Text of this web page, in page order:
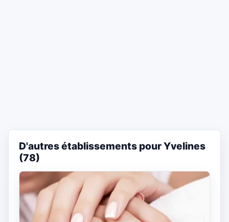
D'autres établissements pour Yvelines
(78)